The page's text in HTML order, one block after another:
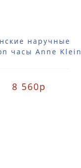
наручные
часы Anne Klein
8 560р